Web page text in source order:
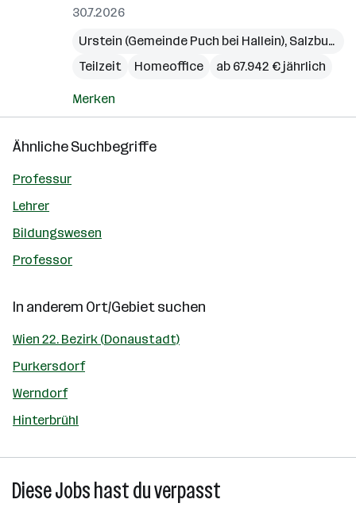
30.7.2026
Urstein (Gemeinde Puch bei Hallein), Salzburg
Teilzeit
Homeoffice ab 67.942 € jährlich
Merken
Ähnliche Suchbegriffe
Professur
Lehrer
Bildungswesen
Professor
In anderem Ort/Gebiet suchen
Wien 22. Bezirk (Donaustadt)
Purkersdorf
Werndorf
Hinterbrühl
Diese Jobs hast du verpasst